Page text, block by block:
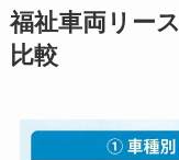
福祉車両リー
比較